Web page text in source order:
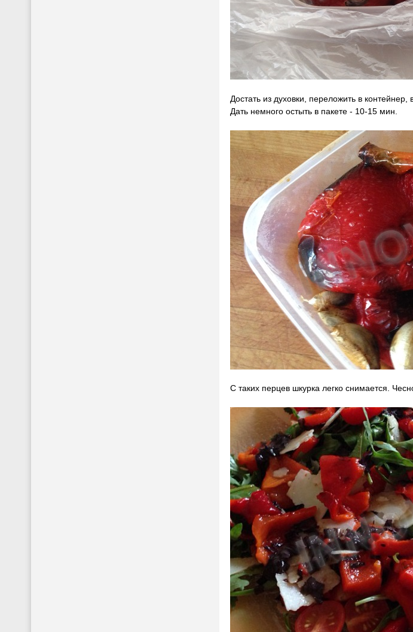
Достать из духовки, переложить в контейнер,
Дать немного остыть в пакете - 10-15 мин.
С таких перцев шкурка легко снимается.